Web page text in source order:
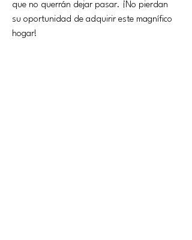
que no querrán dejar pasar. ¡No pierdan
su oportunidad de adquirir este magnífico
hogar!